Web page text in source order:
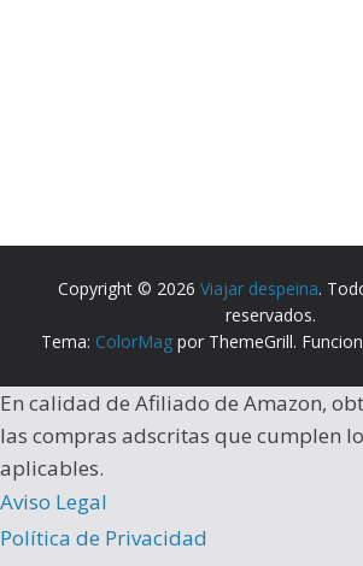
Copyright © 2026 Viajar despeina.
reservados.
Tema: ColorMagpor ThemeGrill.
En calidad de Afiliado de Amazon,
las compras adscritas que cumplen
aplicables.
Aviso Legal
Política de Privacidad